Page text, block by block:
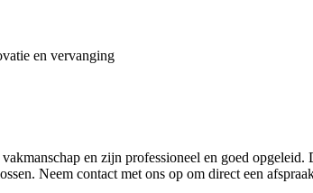
en vervanging
en zijn professioneel en goed
Neem contact met ons op om direct een